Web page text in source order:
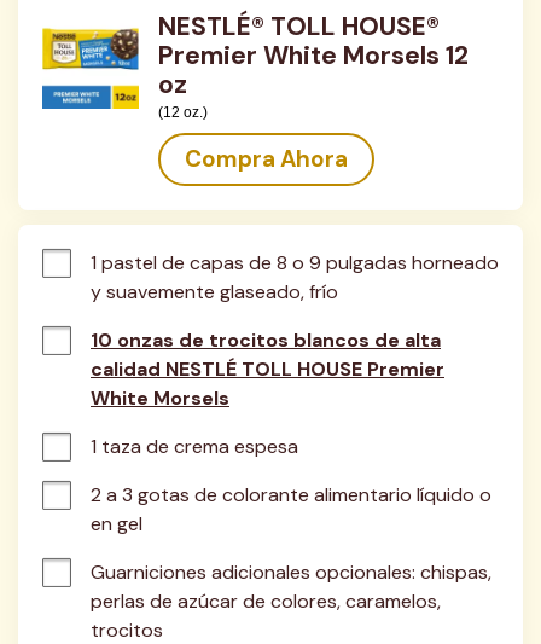
NESTLÉ® TOLL HOUSE®
Premier White Morsels 12
oz
(12 oz.)
Compra Ahora
1 pastel de capas de 8 o 9 pulgadas horneado
y suavemente glaseado, frío
10 onzas de trocitos blancos de alta
calidad NESTLÉ TOLL HOUSE Premier
White Morsels
1 taza de crema espesa
2 a 3 gotas de colorante alimentario líquido o
en gel
Guarniciones adicionales opcionales: chispas,
perlas de azúcar de colores, caramelos,
trocitos